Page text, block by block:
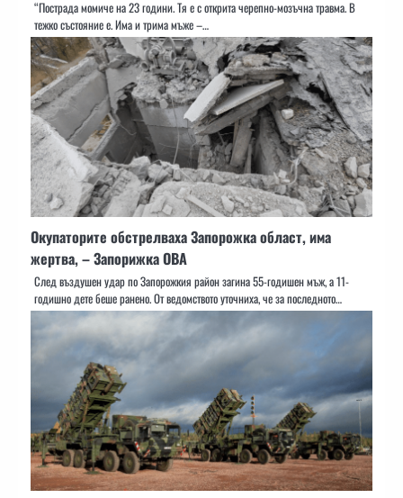
“Пострада момиче на 23 години. Тя е с открита черепно-мозъчна травма. В
тежко състояние е. Има и трима мъже –…
Окупаторите обстрелваха Запорожка област, има
жертва, – Запорижка ОВА
След въздушен удар по Запорожкия район загина 55-годишен мъж, а 11-
годишно дете беше ранено. От ведомството уточниха, че за последното…